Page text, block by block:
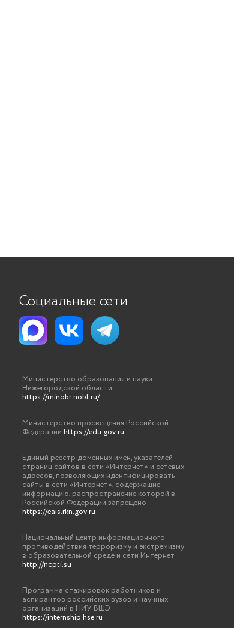
Социальные сети
Министерство образования и науки
Нижегородской области
https://minobr.nobl.ru/
Министерство просвещения Российской
Федерации https://edu.gov.ru
Единый реестр доменных имен, указателей
страниц сайтов в сети «Интернет» и сетевых
адресов, позволяющих идентифицировать
сайты в сети «Интернет», содержащие
информацию, распространение которой в
Российской Федерации запрещено
https://eais.rkn.gov.ru
Национальный центр информационного
противодействия терроризму и экстремизму
в образовательной среде и сети Интернет
http://ncpti.su
Программа стажировок работников и
аспирантов российских вузов и научных
организаций в НИУ ВШЭ
https://internship.hse.ru